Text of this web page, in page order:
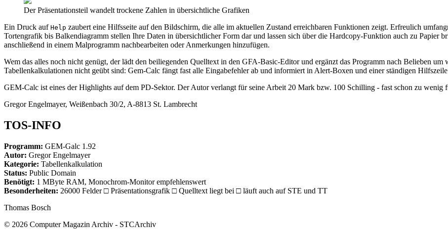
Der Präsentationsteil wandelt trockene Zahlen in übersichtliche Grafiken
Ein Druck auf Help zaubert eine Hilfsseite auf den Bildschirm, die alle im aktuellen Zustand erreichbaren Funktionen zeigt. Erfreulich
Tortengrafik bis Balkendiagramm stellen Ihre Daten in übersichtlicher Form dar und lassen sich über die Hardcopy-Funktion auch zu Papier
anschließend in einem Malprogramm nachbearbeiten oder Anmerkungen hinzufügen.
Wem das alles noch nicht genügt, der lädt den beiliegenden Quelltext in den GFA-Basic-Editor und ergänzt das Programm nach Belieben
Tabellenkalkulationen nicht geübt sind: Gem-Calc fängt fast alle Eingabefehler ab und informiert in Alert-Boxen und einer ständigen
GEM-Calc ist eines der Highlights auf dem PD-Sektor. Der Autor verlangt für seine Arbeit 20 Mark bzw. 100 Schilling - fast schon zu wenig
Gregor Engelmayer, Weißenbach 30/2, A-8813 St. Lambrecht
TOS-INFO
Programm: GEM-Galc 1.92
Autor: Gregor Engelmayer
Kategorie: Tabellenkalkulation
Status: Public Domain
Benötigt: 1 MByte RAM, Monochrom-Monitor empfehlenswert
Besonderheiten: 26000 Felder □ Präsentationsgrafik □ Quelltext liegt bei □ läuft auch auf STE und TT
Thomas Bosch
© 2026 Computer Magazin Archiv - STCArchiv